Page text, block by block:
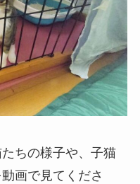
ちの様子や、子猫
画で見てくださ